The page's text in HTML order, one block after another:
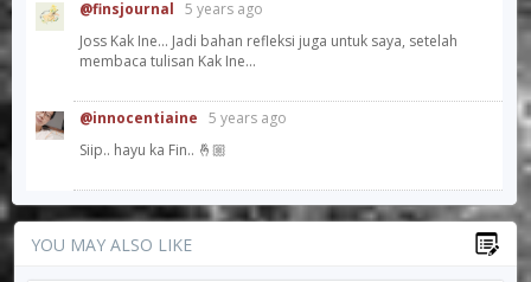
@finsjournal 5 years ago
Joss Kak Ine... Jadi bahan refleksi juga untuk saya, setelah
membaca tulisan Kak Ine...
@innocentiaine 5 years ago
Siip.. hayu ka Fin.. 🤞🏼
YOU MAY ALSO LIKE